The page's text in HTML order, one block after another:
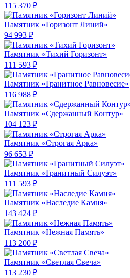
115 370 ₽
Памятник «Горизонт Линий»
94 993 ₽
Памятник «Тихий Горизонт»
111 593 ₽
Памятник «Гранитное Равновесие»
116 988 ₽
Памятник «Сдержанный Контур»
104 123 ₽
Памятник «Строгая Арка»
96 653 ₽
Памятник «Гранитный Силуэт»
111 593 ₽
Памятник «Наследие Камня»
143 424 ₽
Памятник «Нежная Память»
113 200 ₽
Памятник «Светлая Свеча»
113 230 ₽